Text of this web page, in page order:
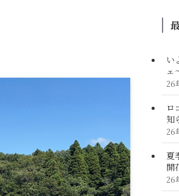
い
ェ
26
ロ
知
26
夏
開
26